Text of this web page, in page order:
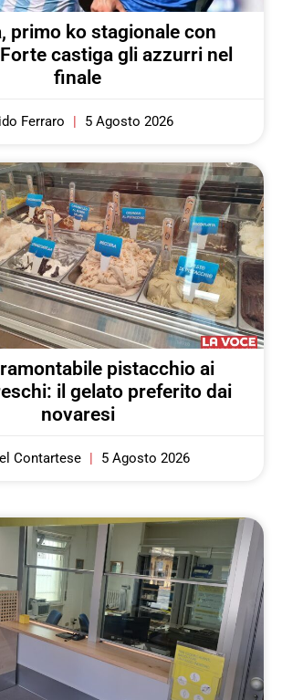
primo ko stagionale con
Forte castiga gli azzurri nel
finale
Ferraro 5 Agosto 2026
pistacchio ai
il gelato preferito dai
novaresi
Contartese 5 Agosto 2026